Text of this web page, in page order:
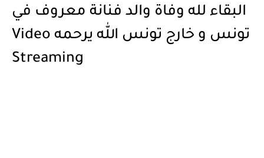
البقاء لله وفاة والد فنانة معروف في
تونس و خارج تونس الله يرحمه Video
Streaming